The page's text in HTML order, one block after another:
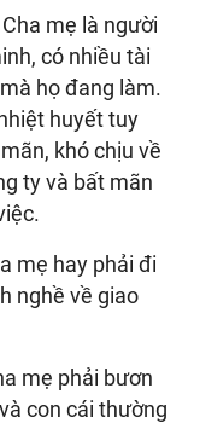
mẹ là người
có nhiều tài
họ đang làm.
huyết tuy
khó chịu về
ty và bất mãn
mẹ hay phải đi
nghề về giao
mẹ phải bươn
con cái thường